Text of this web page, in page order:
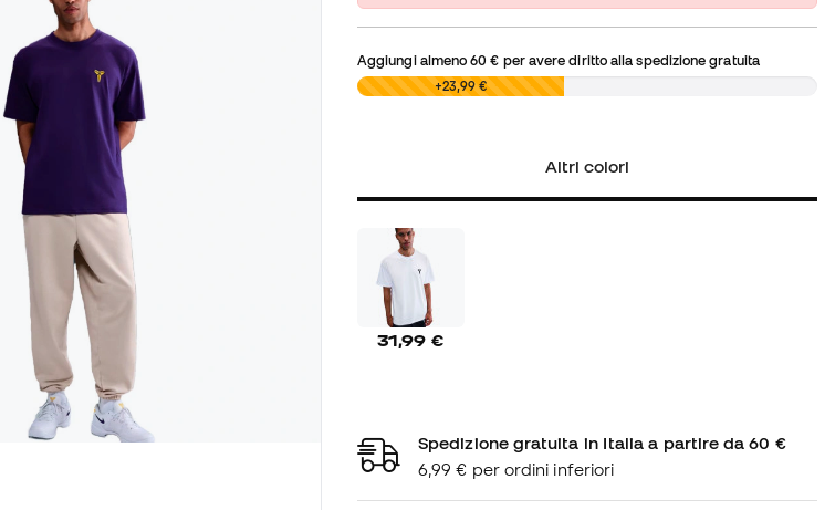
Aggiungi almeno60 € per avere diritto alla spedizione gratuita
0,00 € +23,99 €
Altri colori
31,99 €
Spedizione gratuita in Italia a partire da 60 €
6,99 € per ordini inferiori